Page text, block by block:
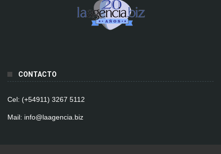
CONTACTO
Cel: (+54911) 3267 5112
Mail: info@laagencia.biz